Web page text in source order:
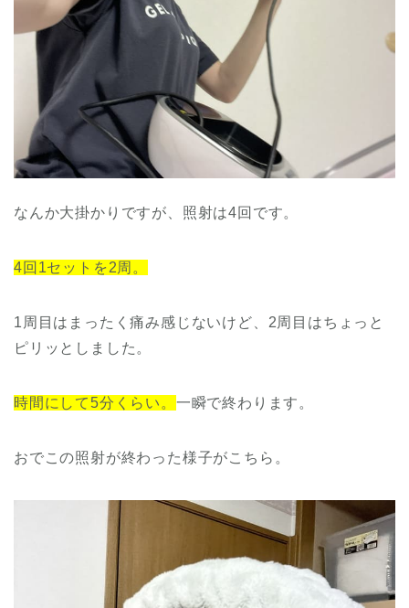
なんか大掛かりですが、照射は4回です。
4回1セットを2周。
1周目はまったく痛み感じないけど、2周目はちょっと
ピリッとしました。
時間にして5分くらい。 一瞬で終わります。
おでこの照射が終わった様子がこちら。